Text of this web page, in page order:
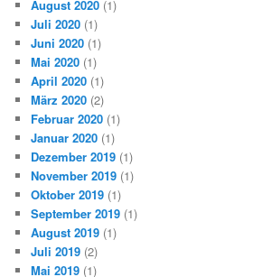
August 2020 (1)
Juli 2020 (1)
Juni 2020 (1)
Mai 2020 (1)
April 2020 (1)
März 2020 (2)
Februar 2020 (1)
Januar 2020 (1)
Dezember 2019 (1)
November 2019 (1)
Oktober 2019 (1)
September 2019 (1)
August 2019 (1)
Juli 2019 (2)
Mai 2019 (1)